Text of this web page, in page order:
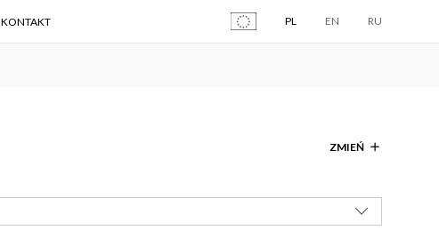
KONTAKT PL EN RU
ZMIEŃ